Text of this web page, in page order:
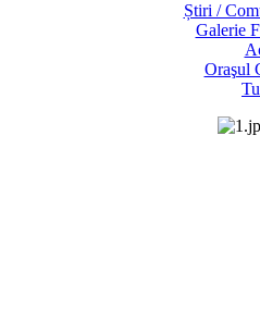
Știri /
Galerie
Oraşul